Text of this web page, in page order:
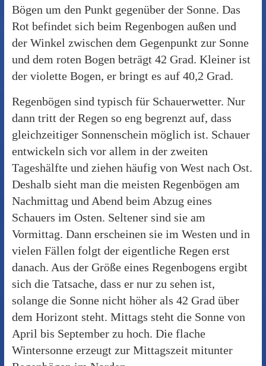
Bögen um den Punkt gegenüber der Sonne. Das
Rot befindet sich beim Regenbogen außen und
der Winkel zwischen dem Gegenpunkt zur Sonne
und dem roten Bogen beträgt 42 Grad. Kleiner ist
der violette Bogen, er bringt es auf 40,2 Grad.
Regenbögen sind typisch für Schauerwetter. Nur
dann tritt der Regen so eng begrenzt auf, dass
gleichzeitiger Sonnenschein möglich ist. Schauer
entwickeln sich vor allem in der zweiten
Tageshälfte und ziehen häufig von West nach Ost.
Deshalb sieht man die meisten Regenbögen am
Nachmittag und Abend beim Abzug eines
Schauers im Osten. Seltener sind sie am
Vormittag. Dann erscheinen sie im Westen und in
vielen Fällen folgt der eigentliche Regen erst
danach. Aus der Größe eines Regenbogens ergibt
sich die Tatsache, dass er nur zu sehen ist,
solange die Sonne nicht höher als 42 Grad über
dem Horizont steht. Mittags steht die Sonne von
April bis September zu hoch. Die flache
Wintersonne erzeugt zur Mittagszeit mitunter